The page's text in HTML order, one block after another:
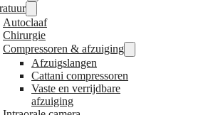
Autoclaaf
Chirurgie
Compressoren & afzuiging
Afzuigslangen
Cattani compressoren
Vaste en verrijdbare
afzuiging